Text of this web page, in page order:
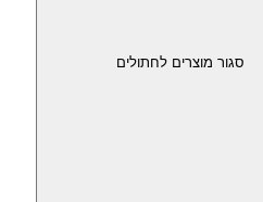
סגור מוצרים לחתולים